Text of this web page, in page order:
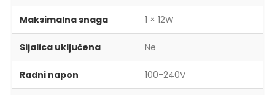
Maksimalna snaga 1 × 12W
Sijalica uključena Ne
Radni napon 100-240V